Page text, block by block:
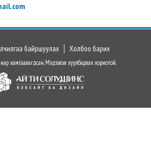
байршуулах Холбоо барих
хамгаалагдсан. Мэдээлэл хуулбарлах хориотой.